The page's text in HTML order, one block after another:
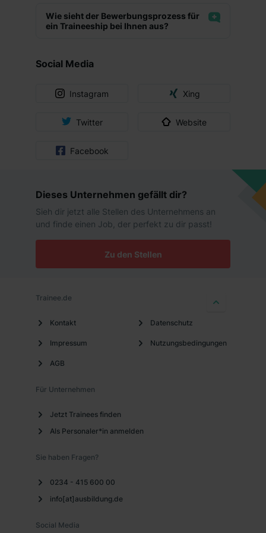
Einwilligung jederzeit mit Wirkung für die Zukunft ganz
oder teilweise über unsere Datenschutzerklärung unter
du durch Klick auf „Details zeigen“. Weitere
Wie sieht der Bewerbungsprozess für
ein Traineeship bei Ihnen aus?
Social Media
Instagram Xing
Twitter Website
Facebook
Dieses Unternehmen gefällt dir?
Sieh dir jetzt alle Stellen des Unternehmens an
und finde einen Job, der perfekt zu dir passt!
Zu den Stellen
Trainee.de
Kontakt
Impressum
AGB
Datenschutz
Nutzungsbedingungen
Für Unternehmen
Jetzt Trainees finden
Als Personaler*in anmelden
Sie haben Fragen?
0234 - 415 600 00
info[at]ausbildung.de
Social Media